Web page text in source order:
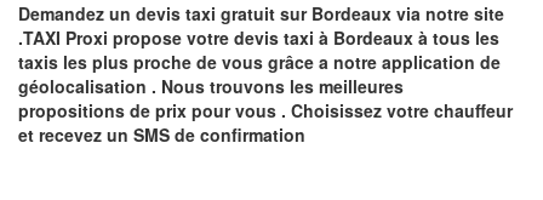
Demandez un devis taxi gratuit sur Bordeaux via notre site
.TAXI Proxi propose votre devis taxi à Bordeaux à tous les
taxis les plus proche de vous grâce a notre application de
géolocalisation . Nous trouvons les meilleures
propositions de prix pour vous . Choisissez votre chauffeur
et recevez un SMS de confirmation